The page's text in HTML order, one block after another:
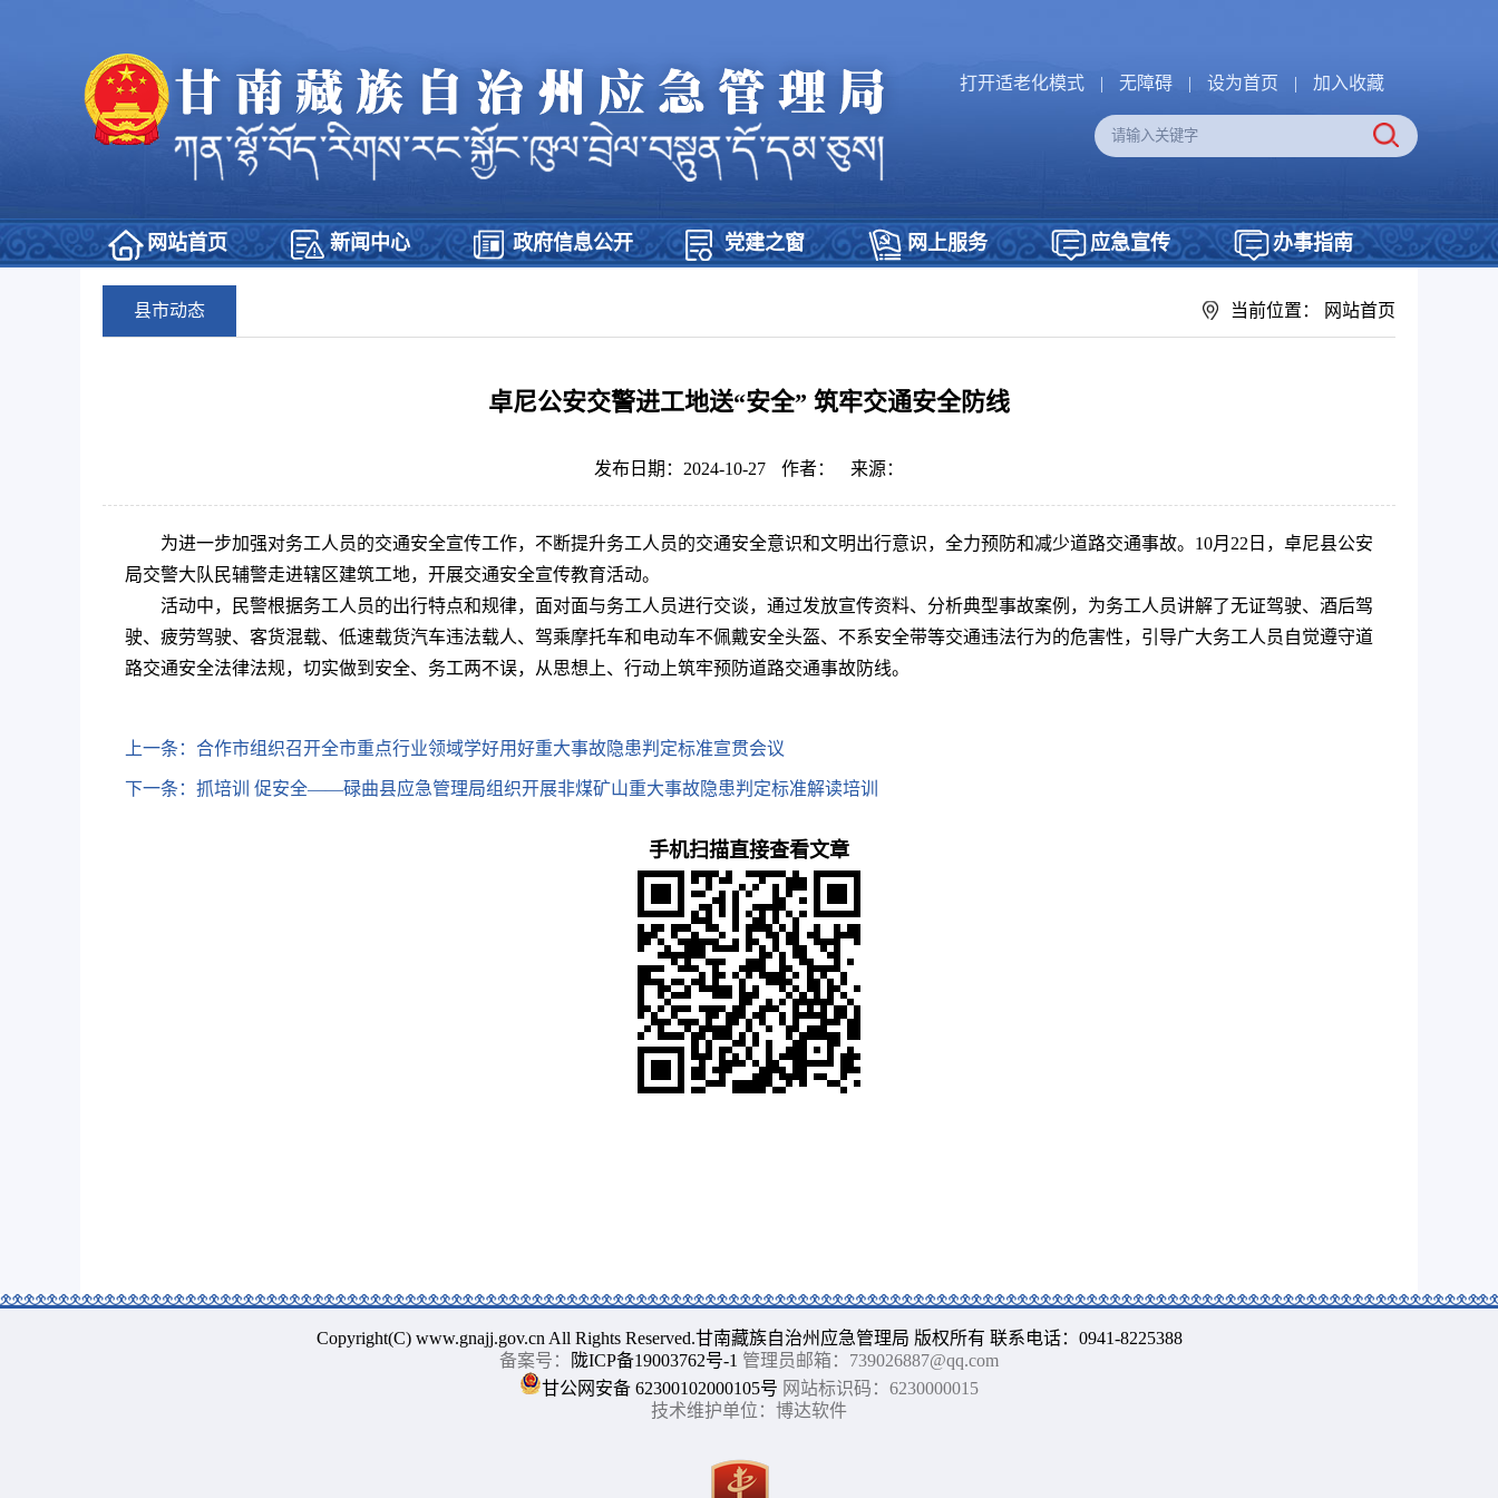
打开适老化模式 | 无障碍 | 设为首页 | 加入收藏
网站首页 新闻中心 政府信息公开 党建之窗 网上服务 应急宣传 办事指南
县市动态 当前位置： 网站首页
卓尼公安交警进工地送“安全” 筑牢交通安全防线
发布日期：2024-10-27 作者： 来源：
为进一步加强对务工人员的交通安全宣传工作，不断提升务工人员的交通安全意识和文明出行意识，全力预防和减少道路交通事故。10月22日，卓尼县公安
局交警大队民辅警走进辖区建筑工地，开展交通安全宣传教育活动。
活动中，民警根据务工人员的出行特点和规律，面对面与务工人员进行交谈，通过发放宣传资料、分析典型事故案例，为务工人员讲解了无证驾驶、酒后驾
驶、疲劳驾驶、客货混载、低速载货汽车违法载人、驾乘摩托车和电动车不佩戴安全头盔、不系安全带等交通违法行为的危害性，引导广大务工人员自觉遵守道
路交通安全法律法规，切实做到安全、务工两不误，从思想上、行动上筑牢预防道路交通事故防线。
上一条： 合作市组织召开全市重点行业领域学好用好重大事故隐患判定标准宣贯会议
下一条： 抓培训 促安全——碌曲县应急管理局组织开展非煤矿山重大事故隐患判定标准解读培训
手机扫描直接查看文章
Copyright(C) www.gnajj.gov.cn All Rights Reserved.甘南藏族自治州应急管理局 版权所有 联系电话：0941-8225388
备案号：
陇ICP备19003762号-1 管理员邮箱：739026887@qq.com
甘公网安备 62300102000105号 网站标识码：6230000015
技术维护单位：博达软件